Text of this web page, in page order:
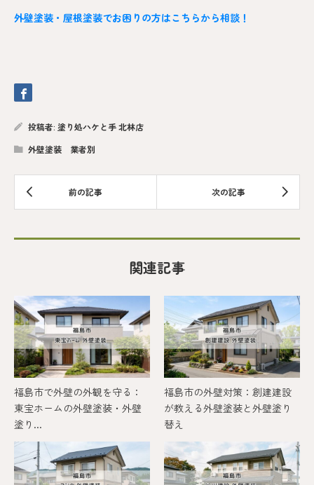
外壁塗装・屋根塗装でお困りの方はこちらから相談！
投稿者: 塗り処ハケと手 北林店
外壁塗装 業者別
関連記事
福島市で外壁の外観を守る：
東宝ホームの外壁塗装・外壁
塗り...
福島市の外壁対策：創建建設
が教える外壁塗装と外壁塗り
替え